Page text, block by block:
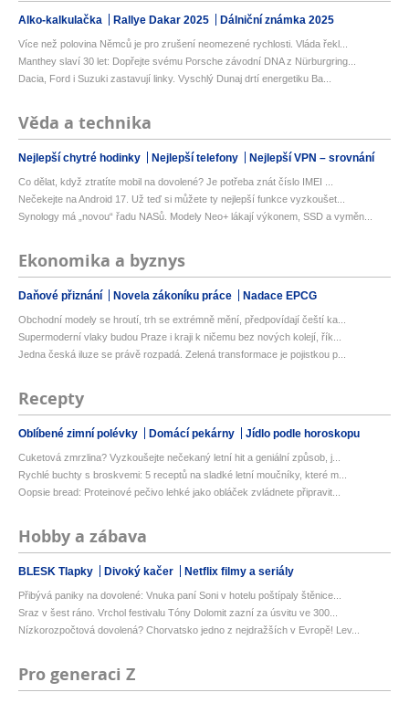
Alko-kalkulačka Rallye Dakar 2025 Dálniční známka 2025
Více než polovina Němců je pro zrušení neomezené rychlosti. Vláda řekl...
Manthey slaví 30 let: Dopřejte svému Porsche závodní DNA z Nürburgring...
Dacia, Ford i Suzuki zastavují linky. Vyschlý Dunaj drtí energetiku Ba...
Věda a technika
Nejlepší chytré hodinky Nejlepší telefony Nejlepší VPN – srovnání
Co dělat, když ztratíte mobil na dovolené? Je potřeba znát číslo IMEI ...
Nečekejte na Android 17. Už teď si můžete ty nejlepší funkce vyzkoušet...
Synology má „novou“ řadu NASů. Modely Neo+ lákají výkonem, SSD a vyměn...
Ekonomika a byznys
Daňové přiznání Novela zákoníku práce Nadace EPCG
Obchodní modely se hroutí, trh se extrémně mění, předpovídají čeští ka...
Supermoderní vlaky budou Praze i kraji k ničemu bez nových kolejí, řík...
Jedna česká iluze se právě rozpadá. Zelená transformace je pojistkou p...
Recepty
Oblíbené zimní polévky Domácí pekárny Jídlo podle horoskopu
Cuketová zmrzlina? Vyzkoušejte nečekaný letní hit a geniální způsob, j...
Rychlé buchty s broskvemi: 5 receptů na sladké letní moučníky, které m...
Oopsie bread: Proteinové pečivo lehké jako obláček zvládnete připravit...
Hobby a zábava
BLESK Tlapky Divoký kačer Netflix filmy a seriály
Přibývá paniky na dovolené: Vnuka paní Soni v hotelu poštípaly štěnice...
Sraz v šest ráno. Vrchol festivalu Tóny Dolomit zazní za úsvitu ve 300...
Nízkorozpočtová dovolená? Chorvatsko jedno z nejdražších v Evropě! Lev...
Pro generaci Z